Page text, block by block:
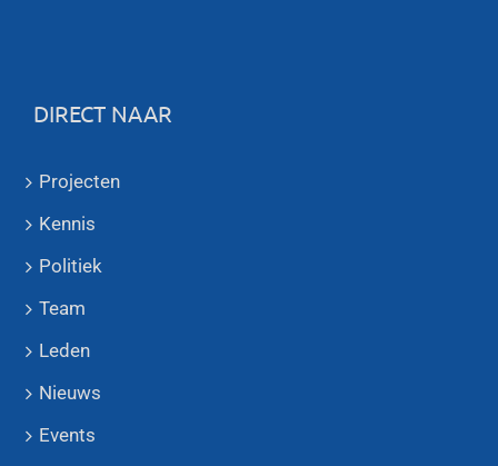
DIRECT NAAR
Projecten
Kennis
Politiek
Team
Leden
Nieuws
Events